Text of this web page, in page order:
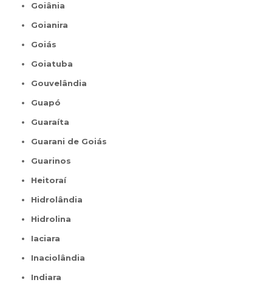
Goiânia
Goianira
Goiás
Goiatuba
Gouvelândia
Guapó
Guaraíta
Guarani de Goiás
Guarinos
Heitoraí
Hidrolândia
Hidrolina
Iaciara
Inaciolândia
Indiara